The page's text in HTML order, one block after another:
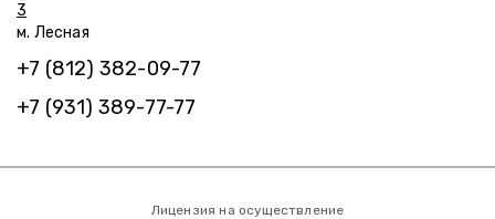
3
м. Лесная
+7 (812) 382-09-77
+7 (931) 389-77-77
Лицензия на осуществление